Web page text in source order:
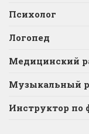
Психолог
Логопед
Медицинский
Музыкальный
Инструктор по